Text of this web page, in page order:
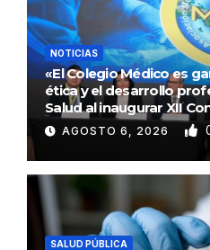
NOTICIAS
«El Colegio Médico es
ética y el desarrollo
Salud al inaugurar XII
AGOSTO 6, 2026
SALUD PÚBLICA